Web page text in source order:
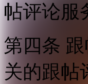
帖评论服
第四条
关的跟帖